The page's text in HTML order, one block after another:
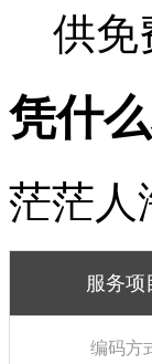
供免
凭什
茫茫人
服务项
编码方